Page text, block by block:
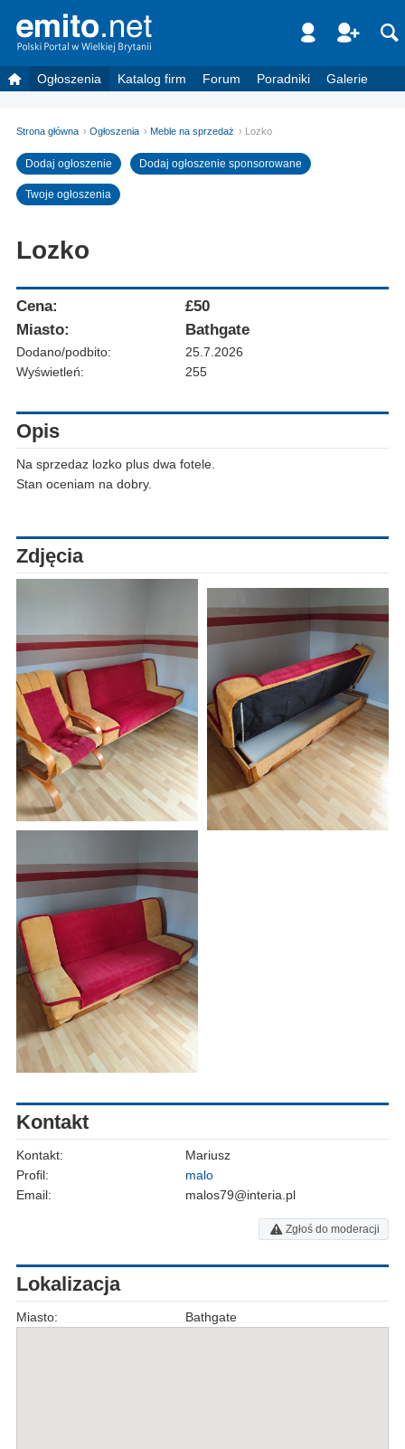
Ogłoszenia Katalog firm Forum Poradniki Galerie
Strona główna Ogłoszenia Meble na sprzedaż Lozko
Dodaj ogłoszenie Dodaj ogłoszenie sponsorowane
Twoje ogłoszenia
Lozko
Cena:
£50
Miasto:
Bathgate
Dodano/podbito:
25.7.2026
Wyświetleń:
255
Opis
Na sprzedaz lozko plus dwa fotele.
Stan oceniam na dobry.
Zdjęcia
Kontakt
Kontakt:
Mariusz
Profil:
malo
Email:
malos79@interia.pl
Zgłoś do moderacji
Lokalizacja
Miasto: Bathgate